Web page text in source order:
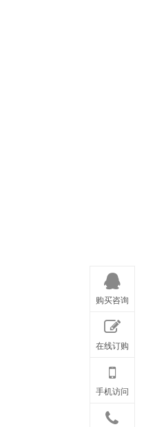
购买咨询
在线订购
手机访问